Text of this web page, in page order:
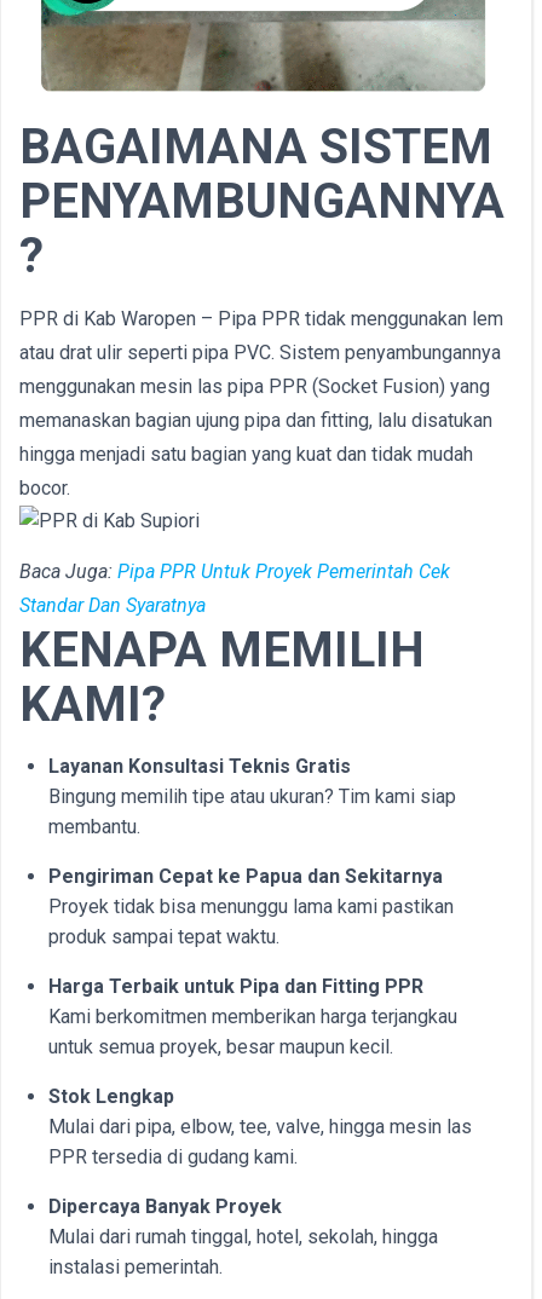
BAGAIMANA SISTEM
PENYAMBUNGANNYA
?
PPR di Kab Waropen – Pipa PPR tidak menggunakan lem
atau drat ulir seperti pipa PVC. Sistem penyambungannya
menggunakan mesin las pipa PPR (Socket Fusion) yang
memanaskan bagian ujung pipa dan fitting, lalu disatukan
hingga menjadi satu bagian yang kuat dan tidak mudah
bocor.
Baca Juga: Pipa PPR Untuk Proyek Pemerintah Cek
Standar Dan Syaratnya
KENAPA MEMILIH
KAMI?
Layanan Konsultasi Teknis Gratis
Bingung memilih tipe atau ukuran? Tim kami siap
membantu.
Pengiriman Cepat ke Papua dan Sekitarnya
Proyek tidak bisa menunggu lama kami pastikan
produk sampai tepat waktu.
Harga Terbaik untuk Pipa dan Fitting PPR
Kami berkomitmen memberikan harga terjangkau
untuk semua proyek, besar maupun kecil.
Stok Lengkap
Mulai dari pipa, elbow, tee, valve, hingga mesin las
PPR tersedia di gudang kami.
Dipercaya Banyak Proyek
Mulai dari rumah tinggal, hotel, sekolah, hingga
instalasi pemerintah.